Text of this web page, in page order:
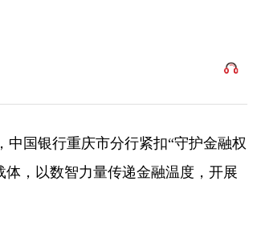
国银行重庆市分行紧扣“守护金融权
，以数智力量传递金融温度，开展